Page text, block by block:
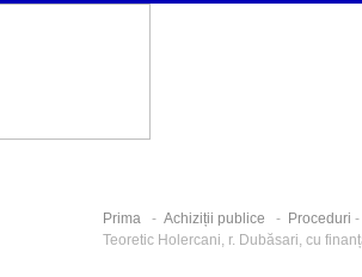
Prima - Achiziții publice - Proceduri -
Teoretic Holercani, r. Dubăsari, cu